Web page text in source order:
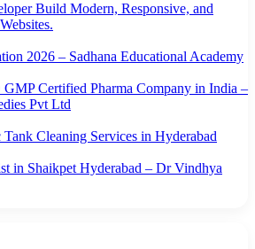
Build Modern, Responsive, and
2026 – Sadhana Educational Academy
Certified Pharma Company in India –
Pvt Ltd
Tank Cleaning Services in Hyderabad
in Shaikpet Hyderabad – Dr Vindhya